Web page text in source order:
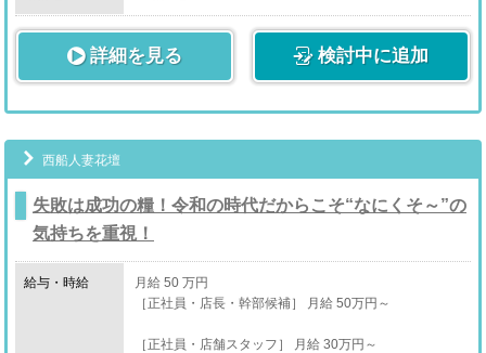
収入に満足しているか、お仕事中に困っていることはな
いか等細かくヒアリングして解決に導きます。
います。
・売上管理
媒体アクセスや費用対効果など、無駄がないか日々管理
しています。
・営業戦略立案
新規数やリピート数を伸ばすためイベントや企画を考え
て実行します。
・会議出席
千葉県木更津市
JR木更津駅 徒歩3分
詳細を見る 検討中に追加
西船人妻花壇
失敗は成功の糧！令和の時代だからこそ“なにくそ～”の
気持ちを重視！
給与・時給
月給 50 万円
［正社員・店長・幹部候補］ 月給 50万円～
［正社員・店舗スタッフ］ 月給 30万円～